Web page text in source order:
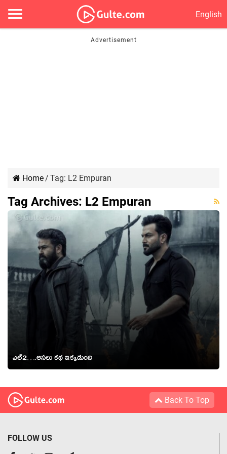
English
Home/ Tag: L2 Empuran
Tag Archives: L2 Empuran
ఎల్2….అసలు కథ ఇక్కడుంది
Back To Top
FOLLOW US